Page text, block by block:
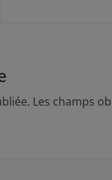
Les champs